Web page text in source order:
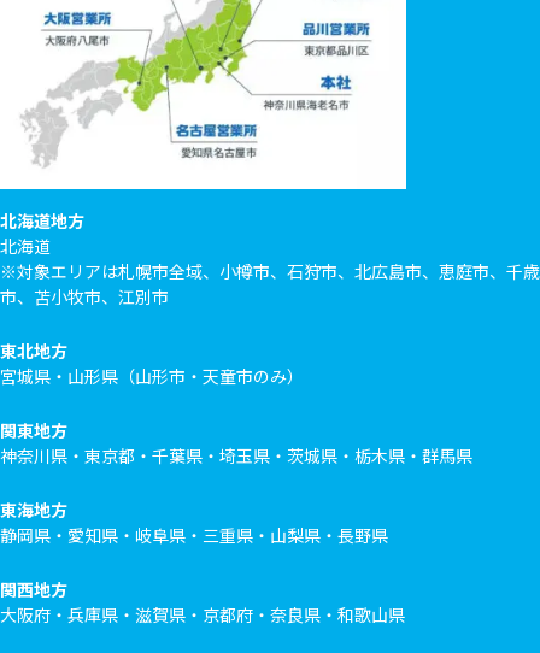
北海道地方
北海道
※対象エリアは札幌市全域、小樽市、石狩市、北広島市、恵庭市、千歳
市、苫小牧市、江別市
東北地方
宮城県・山形県（山形市・天童市のみ）
関東地方
神奈川県・東京都・千葉県・埼玉県・茨城県・栃木県・群馬県
東海地方
静岡県・愛知県・岐阜県・三重県・山梨県・長野県
関西地方
大阪府・兵庫県・滋賀県・京都府・奈良県・和歌山県